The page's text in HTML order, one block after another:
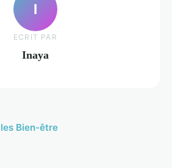
I
ECRIT PAR
Inaya
Bien-être